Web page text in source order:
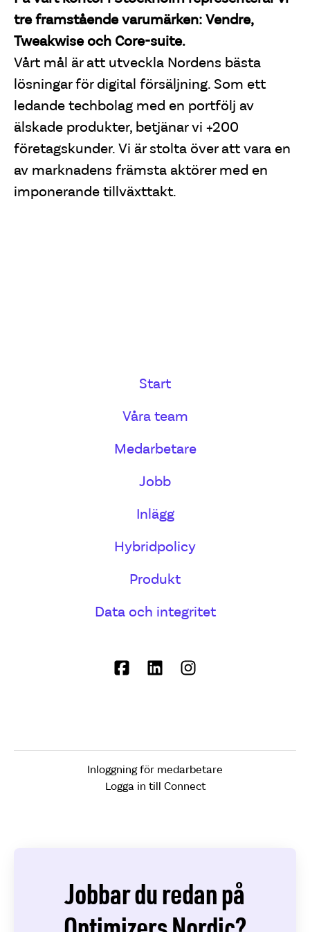
tre framstående varumärken: Vendre,
Tweakwise och Core-suite.
Vårt mål är att utveckla Nordens bästa
lösningar för digital försäljning. Som ett
ledande techbolag med en portfölj av
älskade produkter, betjänar vi +200
företagskunder. Vi är stolta över att vara en
av marknadens främsta aktörer med en
imponerande tillväxttakt.
Start
Våra team
Medarbetare
Jobb
Inlägg
Hybridpolicy
Produkt
Data och integritet
Inloggning för medarbetare
Logga in till Connect
Jobbar du redan på